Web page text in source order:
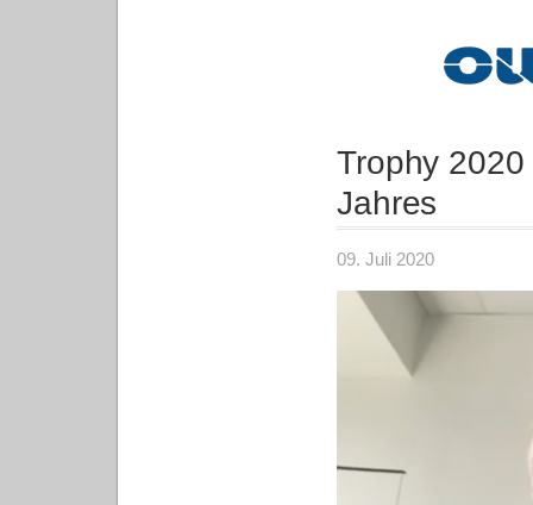
Trophy
Jahres
09. Juli 2020